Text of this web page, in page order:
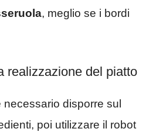
, meglio se i bordi
realizzazione del piatto
disporre sul
poi utilizzare il robot